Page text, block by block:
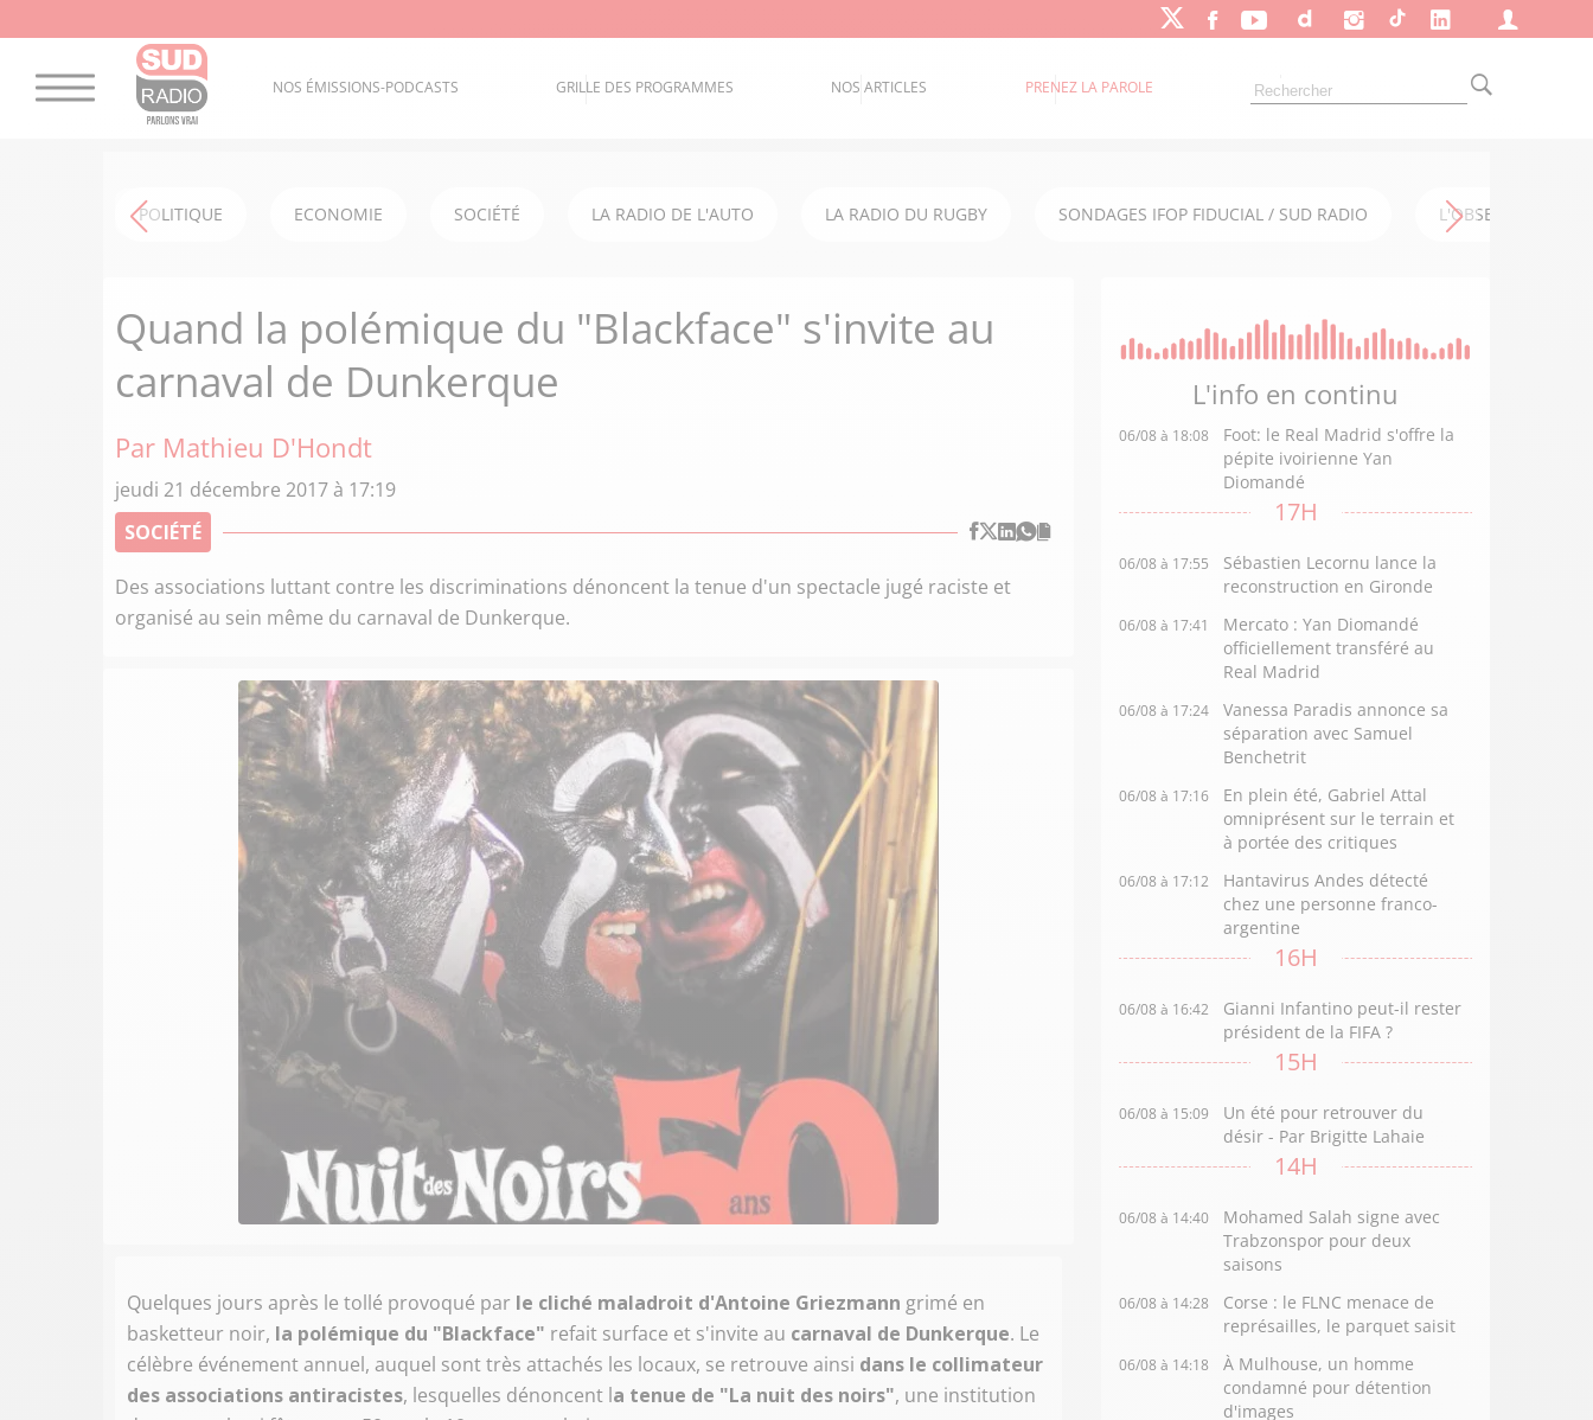
NOS ÉMISSIONS-PODCASTS GRILLE DES PROGRAMMES NOS ARTICLES PRENEZ LA PAROLE
POLITIQUE ECONOMIE SOCIÉTÉ LA RADIO DE L'AUTO LA RADIO DU RUGBY SONDAGES IFOP FIDUCIAL / SUD RADIO L'OBSERVATOIRE
Quand la polémique du "Blackface" s'invite au
carnaval de Dunkerque
Par Mathieu D'Hondt
jeudi 21 décembre 2017 à 17:19
SOCIÉTÉ
Des associations luttant contre les discriminations dénoncent la tenue d'un spectacle jugé raciste et
organisé au sein même du carnaval de Dunkerque.
Quelques jours après le tollé provoqué par le cliché maladroit d'Antoine Griezmann grimé en
basketteur noir, la polémique du "Blackface" refait surface et s'invite au carnaval de Dunkerque. Le
célèbre événement annuel, auquel sont très attachés les locaux, se retrouve ainsi dans le collimateur
des associations antiracistes, lesquelles dénoncent la tenue de "La nuit des noirs", une institution
L'info en continu
06/08 à 18:08
Foot: le Real Madrid s'offre la
pépite ivoirienne Yan
Diomandé
17H
06/08 à 17:55
Sébastien Lecornu lance la
reconstruction en Gironde
06/08 à 17:41
Mercato : Yan Diomandé
officiellement transféré au
Real Madrid
06/08 à 17:24
Vanessa Paradis annonce sa
séparation avec Samuel
Benchetrit
06/08 à 17:16
En plein été, Gabriel Attal
omniprésent sur le terrain et
à portée des critiques
06/08 à 17:12
Hantavirus Andes détecté
chez une personne franco-
argentine
16H
06/08 à 16:42
Gianni Infantino peut-il rester
président de la FIFA ?
15H
06/08 à 15:09
Un été pour retrouver du
désir - Par Brigitte Lahaie
14H
06/08 à 14:40
Mohamed Salah signe avec
Trabzonspor pour deux
saisons
06/08 à 14:28
Corse : le FLNC menace de
représailles, le parquet saisit
06/08 à 14:18
À Mulhouse, un homme
condamné pour détention
d'images